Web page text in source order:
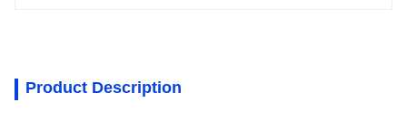
Product Description